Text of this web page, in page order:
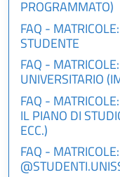
PROGRAMMATO)
FAQ -
STUDENTE
FAQ -
UNIVERSITARIO
FAQ -
IL PIANO DI
ECC.)
FAQ -